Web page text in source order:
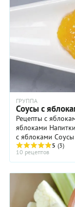
ГРУППА
Соусы с
Рецепты с
яблоками
с яблоками
5 (3)
10 рецептов